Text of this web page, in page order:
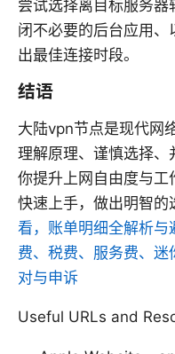
尝试选择离目标服务
闭不必要的后台应用
出最佳连接时段。
结语
大陆vpn节点是现代网
理解原理、谨慎选择、
你提升上网自由度与
快速上手，做出明智的
看，账单明细全解析
费、税费、服务费、
对与申诉
Useful URLs and